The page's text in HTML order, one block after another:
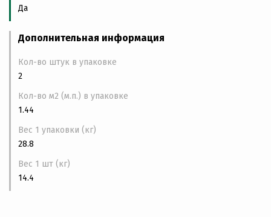
Да
Дополнительная информация
Кол-во штук в упаковке
2
Кол-во м2 (м.п.) в упаковке
1.44
Вес 1 упаковки (кг)
28.8
Вес 1 шт (кг)
14.4